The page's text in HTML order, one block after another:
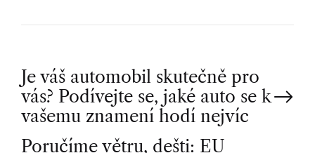
P
o
Je váš automobil skutečně pro
vás? Podívejte se, jaké auto se k
vašemu znamení hodí nejvíc
Poručíme větru, dešti: EU